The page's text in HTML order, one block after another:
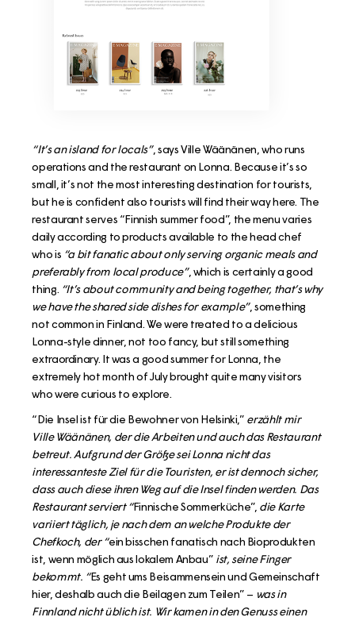
“It’s an island for locals”, says Ville Wäänänen, who runs
operations and the restaurant on Lonna. Because it’s so
small, it’s not the most interesting destination for tourists,
but he is confident also tourists will find their way here. The
restaurant serves “Finnish summer food”, the menu varies
daily according to products available to the head chef
who is “a bit fanatic about only serving organic meals and
preferably from local produce”, which is certainly a good
thing. “It’s about community and being together, that’s why
we have the shared side dishes for example”, something
not common in Finland. We were treated to a delicious
Lonna-style dinner, not too fancy, but still something
extraordinary. It was a good summer for Lonna, the
extremely hot month of July brought quite many visitors
who were curious to explore.
“Die Insel ist für die Bewohner von Helsinki,” erzählt mir
Ville Wäänänen, der die Arbeiten und auch das Restaurant
betreut. Aufgrund der Größe sei Lonna nicht das
interessanteste Ziel für die Touristen, er ist dennoch sicher,
dass auch diese ihren Weg auf die Insel finden werden. Das
Restaurant serviert “Finnische Sommerküche”, die Karte
variiert täglich, je nach dem an welche Produkte der
Chefkoch, der “ein bisschen fanatisch nach Bioprodukten
ist, wenn möglich aus lokalem Anbau” ist, seine Finger
bekommt. “Es geht ums Beisammensein und Gemeinschaft
hier, deshalb auch die Beilagen zum Teilen” – was in
Finnland nicht üblich ist. Wir kamen in den Genuss einen